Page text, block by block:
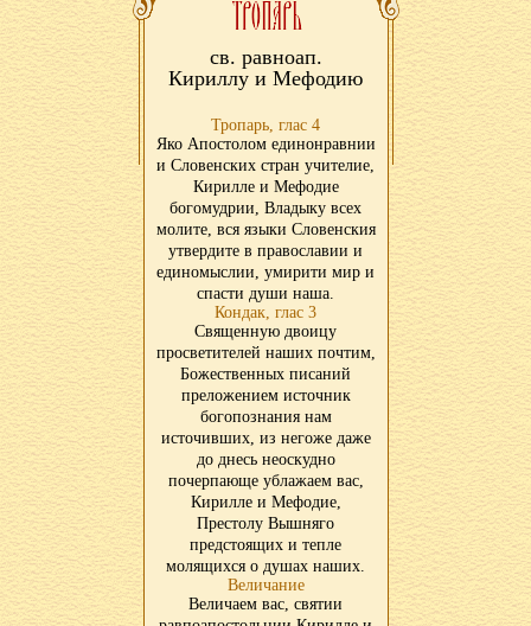
св. равноап.
Кириллу и Мефодию
Тропарь, глас 4
Яко Апостолом единонравнии
и Словенских стран учителие,
Кирилле и Мефодие
богомудрии, Владыку всех
молите, вся языки Словенския
утвердите в православии и
единомыслии, умирити мир и
спасти души наша.
Кондак, глас 3
Священную двоицу
просветителей наших почтим,
Божественных писаний
преложением источник
богопознания нам
источивших, из негоже даже
до днесь неоскудно
почерпающе ублажаем вас,
Кирилле и Мефодие,
Престолу Вышняго
предстоящих и тепле
молящихся о душах наших.
Величание
Величаем вас, святии